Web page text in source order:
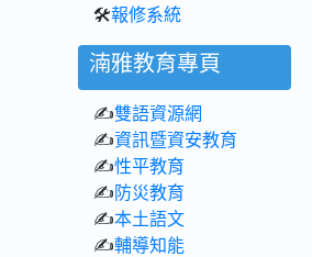
🛠️報修系統
湳雅教育專頁
✍雙語資源網
✍資訊暨資安教育
✍性平教育
✍ 防災教育
✍本土語文
✍輔導知能